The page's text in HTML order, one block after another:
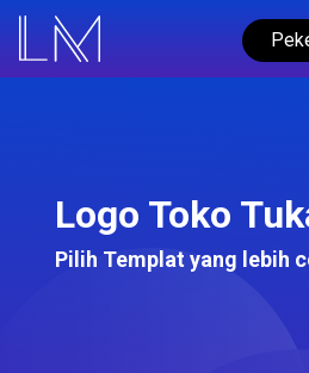
Logo Toko
Pilih Templat yang lebih